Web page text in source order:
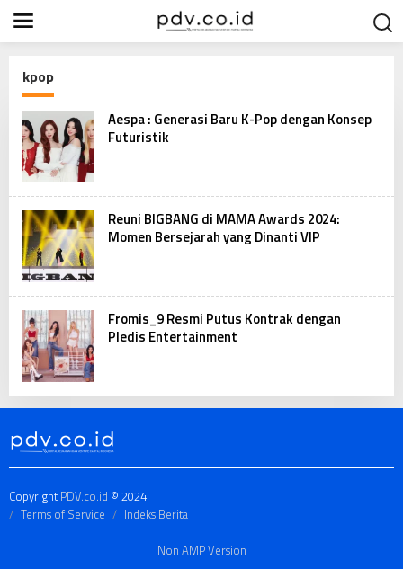
i
kpop
Aespa : Generasi Baru K-Pop dengan Konsep
Futuristik
Reuni BIGBANG di MAMA Awards 2024:
Momen Bersejarah yang Dinanti VIP
Fromis_9 Resmi Putus Kontrak dengan
Pledis Entertainment
CopyrightPDV.co.id © 2024
Terms of Service
Indeks Berita
Non AMP Version